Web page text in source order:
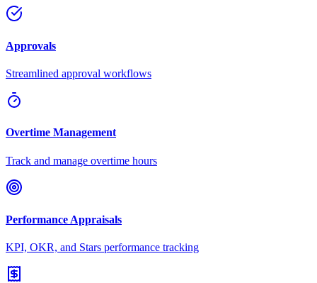
Approvals
Streamlined approval workflows
Overtime Management
Track and manage overtime hours
Performance Appraisals
KPI, OKR, and Stars performance tracking